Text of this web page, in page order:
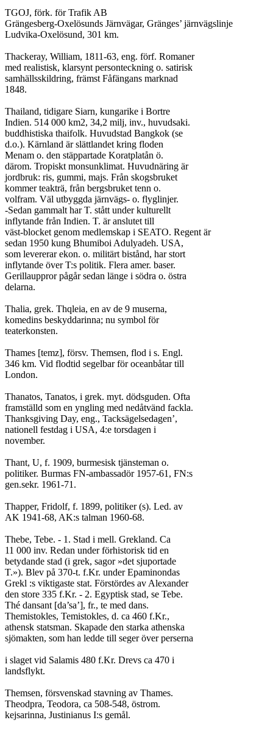
TGOJ, förk. för Trafik AB
Grängesberg-Oxelösunds Järnvägar, Gränges’ järnvägslinje
Ludvika-Oxelösund, 301 km.
Thackeray, William, 1811-63, eng. förf. Romaner
med realistisk, klarsynt personteckning o. satirisk
samhällsskildring, främst Fåfängans marknad
1848.
Thailand, tidigare Siarn, kungarike i Bortre
Indien. 514 000 km2, 34,2 milj, inv., huvudsaki.
buddhistiska thaifolk. Huvudstad Bangkok (se
d.o.). Kärnland är slättlandet kring floden
Menam o. den stäppartade Koratplatån ö.
därom. Tropiskt monsunklimat. Huvudnäring är
jordbruk: ris, gummi, majs. Från skogsbruket
kommer teakträ, från bergsbruket tenn o.
volfram. Väl utbyggda järnvägs- o. flyglinjer.
-Sedan gammalt har T. stått under kulturellt
inflytande från Indien. T. är anslutet till
väst-blocket genom medlemskap i SEATO. Regent är
sedan 1950 kung Bhumiboi Adulyadeh. USA,
som levererar ekon. o. militärt bistånd, har stort
inflytande över T:s politik. Flera amer. baser.
Gerillauppror pågår sedan länge i södra o. östra
delarna.
Thalia, grek. Thqleia, en av de 9 muserna,
komedins beskyddarinna; nu symbol för
teaterkonsten.
Thames [temz], försv. Themsen, flod i s. Engl.
346 km. Vid flodtid segelbar för oceanbåtar till
London.
Thanatos, Tanatos, i grek. myt. dödsguden. Ofta
framställd som en yngling med nedåtvänd fackla.
Thanksgiving Day, eng., Tacksägelsedagen’,
nationell festdag i USA, 4:e torsdagen i
november.
Thant, U, f. 1909, burmesisk tjänsteman o.
politiker. Burmas FN-ambassadör 1957-61, FN:s
gen.sekr. 1961-71.
Thapper, Fridolf, f. 1899, politiker (s). Led. av
AK 1941-68, AK:s talman 1960-68.
Thebe, Tebe. - 1. Stad i mell. Grekland. Ca
11 000 inv. Redan under förhistorisk tid en
betydande stad (i grek, sagor »det sjuportade
T.»). Blev på 370-t. f.Kr. under Epaminondas
Grekl :s viktigaste stat. Förstördes av Alexander
den store 335 f.Kr. - 2. Egyptisk stad, se Tebe.
Thé dansant [da’sa’], fr., te med dans.
Themistokles, Temistokles, d. ca 460 f.Kr.,
athensk statsman. Skapade den starka athenska
sjömakten, som han ledde till seger över perserna
i slaget vid Salamis 480 f.Kr. Drevs ca 470 i
landsflykt.
Themsen, försvenskad stavning av Thames.
Theodpra, Teodora, ca 508-548, östrom.
kejsarinna, Justinianus I:s gemål.